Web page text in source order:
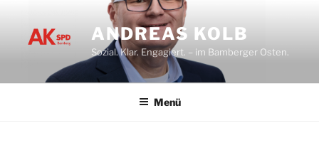
springen
ANDREAS KOLB
Sozial. Klar. Engagiert. – im Bamberger Osten.
Menü